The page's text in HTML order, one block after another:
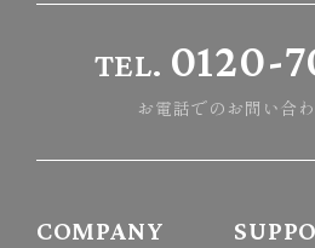
TEL. 0120-
お電話でのお問い合
COMPANY